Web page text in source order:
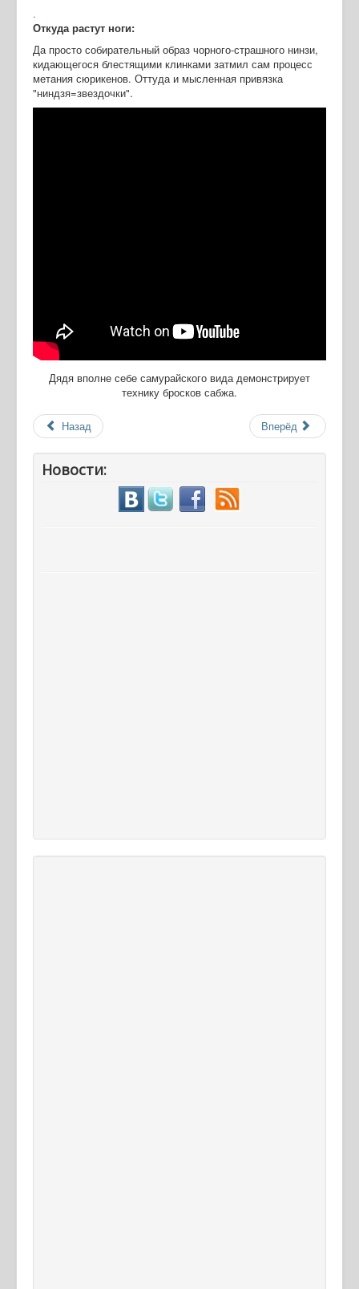
.
Откуда растут ноги:
Да просто собирательный образ чорного-страшного нинзи,
кидающегося блестящими клинками затмил сам процесс
метания сюрикенов. Оттуда и мысленная привязка
"ниндзя=звездочки".
Дядя вполне себе самурайского вида демонстрирует
технику бросков сабжа.
Назад Вперёд
Новости: